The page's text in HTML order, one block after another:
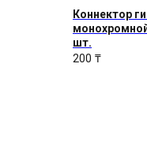
Коннектор
шт.
200 ₸